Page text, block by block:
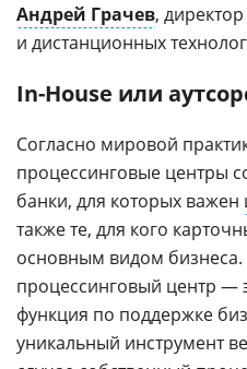
Андрей Грачев,
и дистанционных
In-House или
Согласно мировой
процессинговые центры
банки, для которых важен
также те, для кого
основным видом бизнеса.
процессинговый центр —
функция по поддержке
уникальный инструмент